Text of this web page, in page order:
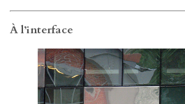
À l’interface